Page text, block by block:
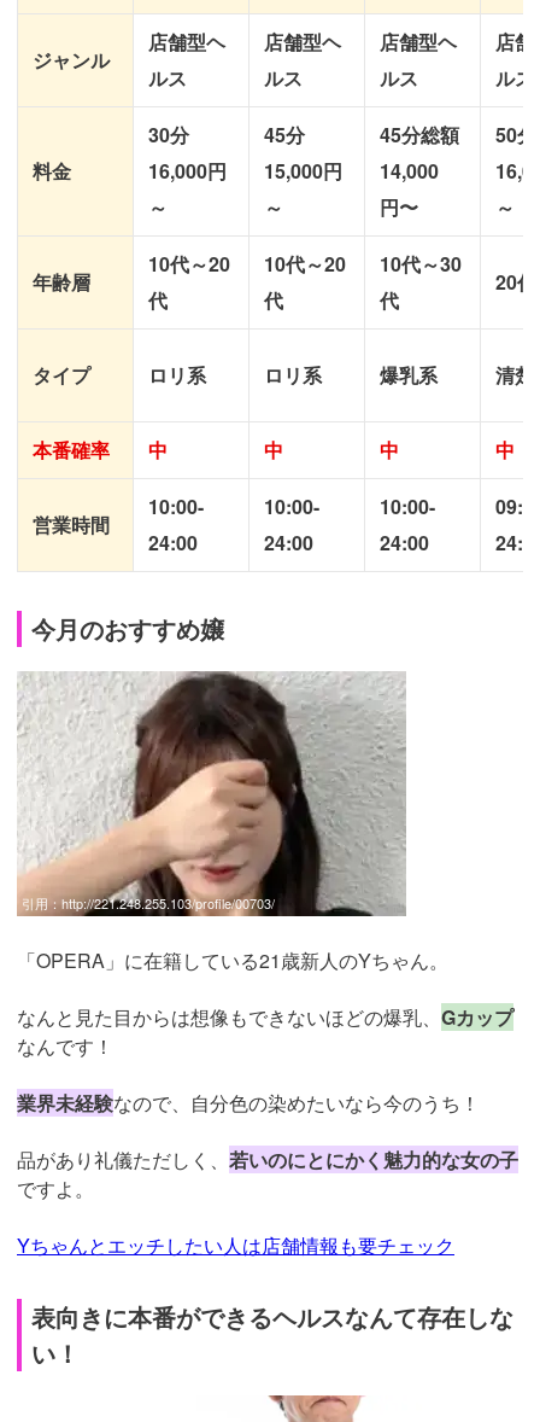
ジャンル
店舗型ヘ
ルス
店舗型ヘ
ルス
店舗型ヘ
ルス
店舗
ルス
料金
30分
16,000円
～
45分
15,000円
～
45分総額
14,000
円〜
50分
～
年齢層
10代～20
代
10代～20
代
10代～30
代
20代
タイプ ロリ系 ロリ系 爆乳系 清楚
本番確率 中 中 中 中
営業時間
10:00-
24:00
10:00-
24:00
10:00-
24:00
今月のおすすめ嬢
引用： http://221.248.255.103/profile/00703/
「OPERA」に在籍している21歳新人のYちゃん。
なんと見た目からは想像もできないほどの爆乳、 Gカップ
なんです！
業界未経験なので、自分色の染めたいなら今のうち！
品があり礼儀ただしく、 若いのにとにかく魅力的な女の子
ですよ。
Yちゃんとエッチしたい人は店舗情報も要チェック
表向きに本番ができるヘルスなんて存在しな
い！